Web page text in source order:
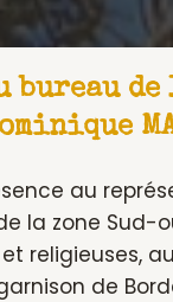
bureau
au
la zone Sud-
religieuses,
de